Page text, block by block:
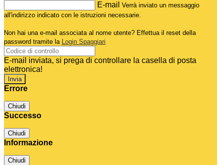
E-mail Verrà inviato un messaggio
all'indirizzo indicato con le istruzioni necessarie.
Non hai una e-mail associata al nome utente? Effettua il reset della
password tramite la Login Spaggiari
E-mail inviata, si prega di controllare la casella di posta
elettronica!
Errore
Chiudi
Successo
Chiudi
Informazione
Chiudi